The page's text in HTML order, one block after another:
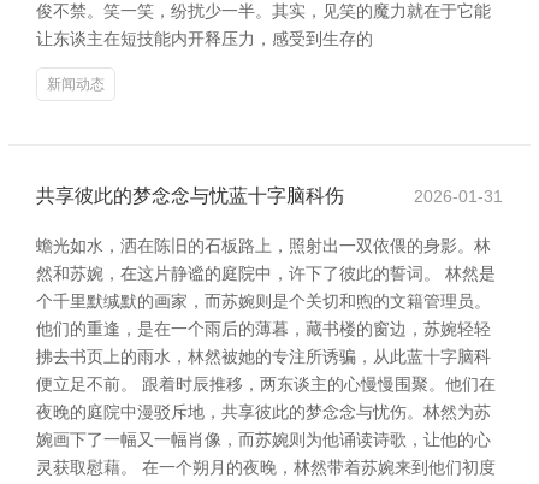
俊不禁。笑一笑，纷扰少一半。其实，见笑的魔力就在于它能
让东谈主在短技能内开释压力，感受到生存的
新闻动态
共享彼此的梦念念与忧蓝十字脑科伤 2026-01-31
蟾光如水，洒在陈旧的石板路上，照射出一双依偎的身影。林
然和苏婉，在这片静谧的庭院中，许下了彼此的誓词。 林然是
个千里默缄默的画家，而苏婉则是个关切和煦的文籍管理员。
他们的重逢，是在一个雨后的薄暮，藏书楼的窗边，苏婉轻轻
拂去书页上的雨水，林然被她的专注所诱骗，从此蓝十字脑科
便立足不前。 跟着时辰推移，两东谈主的心慢慢围聚。他们在
夜晚的庭院中漫驳斥地，共享彼此的梦念念与忧伤。林然为苏
婉画下了一幅又一幅肖像，而苏婉则为他诵读诗歌，让他的心
灵获取慰藉。 在一个朔月的夜晚，林然带着苏婉来到他们初度